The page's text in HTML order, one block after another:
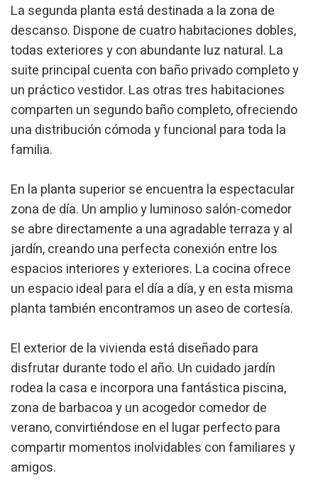
La segunda planta está destinada a la zona de
descanso. Dispone de cuatro habitaciones dobles,
todas exteriores y con abundante luz natural. La
suite principal cuenta con baño privado completo y
un práctico vestidor. Las otras tres habitaciones
comparten un segundo baño completo, ofreciendo
una distribución cómoda y funcional para toda la
familia.
En la planta superior se encuentra la espectacular
zona de día. Un amplio y luminoso salón-comedor
se abre directamente a una agradable terraza y al
jardín, creando una perfecta conexión entre los
espacios interiores y exteriores. La cocina ofrece
un espacio ideal para el día a día, y en esta misma
planta también encontramos un aseo de cortesía.
El exterior de la vivienda está diseñado para
disfrutar durante todo el año. Un cuidado jardín
rodea la casa e incorpora una fantástica piscina,
zona de barbacoa y un acogedor comedor de
verano, convirtiéndose en el lugar perfecto para
compartir momentos inolvidables con familiares y
amigos.
Tècniques i funcionals
Sempre activades
Aquest lloc web utilitza cookies pròpies per recopilar
informació amb la finalitat de millorar els nostres serveis.
Si continua navegant, suposa l'acceptació de la instal·lació
de les mateixes. L'usuari té la possibilitat de configurar el
navegador podent, si així ho desitja, impedir que siguin
instal·lades al disc dur, encara que haurà de tenir en
compte que aquesta acció podrà ocasionar dificultats de
navegació de la pàgina web.